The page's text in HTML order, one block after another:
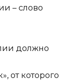
– слово
должно
от которого